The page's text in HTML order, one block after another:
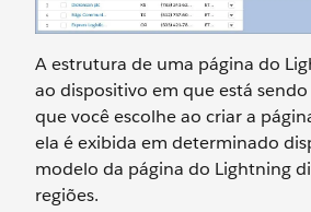
A estrutura de uma página do
ao dispositivo em que está
que você escolhe ao criar a
ela é exibida em determinado
modelo da página do Lightning
regiões.